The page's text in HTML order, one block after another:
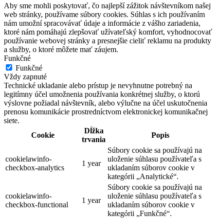
Aby sme mohli poskytovať, čo najlepší zážitok návštevníkom našej
web stránky, používame súbory cookies. Súhlas s ich používaním
nám umožní spracovávať údaje a informácie z vášho zariadenia,
ktoré nám pomáhajú zlepšovať užívateľský komfort, vyhodnocovať
používanie webovej stránky a presnejšie cieliť reklamu na produkty
a služby, o ktoré môžete mať záujem.
Funkčné
Funkčné
Vždy zapnuté
Technické ukladanie alebo prístup je nevyhnutne potrebný na
legitímny účel umožnenia používania konkrétnej služby, o ktorú
výslovne požiadal návštevník, alebo výlučne na účel uskutočnenia
prenosu komunikácie prostredníctvom elektronickej komunikačnej
siete.
Cookie
Dĺžka
trvania
Popis
cookielawinfo-
checkbox-analytics
1 year
Súbory cookie sa používajú na
uloženie súhlasu používateľa s
ukladaním súborov cookie v
kategórii „Analytické“.
cookielawinfo-
checkbox-functional
1 year
Súbory cookie sa používajú na
uloženie súhlasu používateľa s
ukladaním súborov cookie v
kategórii „Funkčné“.